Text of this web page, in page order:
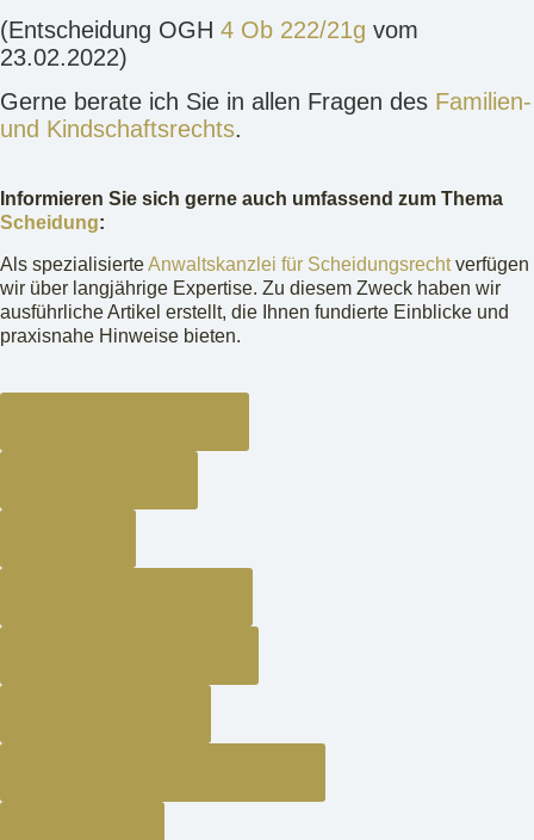
(Entscheidung OGH 4 Ob 222/21g vom
23.02.2022)
Gerne berate ich Sie in allen Fragen des Familien-
und Kindschaftsrechts.
Informieren Sie sich gerne auch umfassend zum Thema
Scheidung:
Als spezialisierteAnwaltskanzlei für Scheidungsrechtverfügen
wir über langjährige Expertise. Zu diesem Zweck haben wir
ausführliche Artikel erstellt, die Ihnen fundierte Einblicke und
praxisnahe Hinweise bieten.